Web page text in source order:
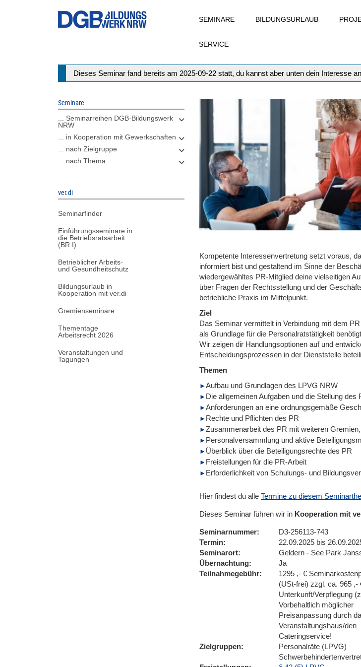
SEMINARE BILDUNGSURLAUB
SERVICE
Statusmeldung
Dieses Seminar fand bereits am 2025-09-22 statt, du kannst aber unten dein Interesse
Seminare
... Seminarreihen DGB-Bildungswerk
NRW
... in Kooperation mit Gewerkschaften
... nach Zielgruppe
... nach Thema
ver.di
Seminarfinder
Einführungsseminare in
die Betriebsratsarbeit
(BR I)
Betrieblicher Arbeits-
und Gesundheitschutz
Bildungsurlaub in
Kooperation mit ver.di
Gremienseminare
Thementage
Arbeitsrecht 2026
Veranstaltungen und
Tagungen
Kompetente Interessenvertretung setzt voraus,
informiert bist und gestaltend im Sinne der
wiedergewähltes PR-Mitglied deine vielseitigen
über Fragen der Rechtsstellung und der
betriebliche Praxis im Mittelpunkt.
Ziel
Das Seminar vermittelt in Verbindung mit dem
als Grundlage für die Personalratstätigkeit
Wir zeigen dir Handlungsoptionen auf und
Entscheidungsprozessen in der Dienststelle
Themen
Aufbau und Grundlagen des LPVG NRW
Die allgemeinen Aufgaben und die Stellung des
Anforderungen an eine ordnungsgemäße
Rechte und Pflichten des PR
Zusammenarbeit des PR mit weiteren
Personalversammlung und aktive
Überblick über die Beteiligungsrechte des PR
Freistellungen für die PR-Arbeit
Erforderlichkeit von Schulungs- und
Hier findest du alle Termine zu diesem
Dieses Seminar führen wir in Kooperation mit
Seminarnummer
D3-256113-743
Termin
22.09.2025 bis
Seminarort
Geldern - See Park
Übernachtung
Ja
Teilnahmegebühr
1295 ,- €
(USt-frei) zzgl. ca. 965 ,-
Unterkunft/Verpflegung
Vorbehaltlich möglicher
Preisanpassung durch
Veranstaltungshaus/den
Cateringservice!
Zielgruppen
Personalräte (LPVG)